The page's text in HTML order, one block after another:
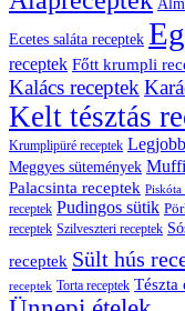
Ecetes saláta receptek
receptek Főtt krumpli
Kalács receptek
Kelt tésztás
Krumplipüré receptek
Meggyes sütemények
Palacsinta receptek Piskóta
receptek Pudingos sütik
receptek Szilveszteri receptek
receptek Sült hús
receptek Torta receptek Tészta